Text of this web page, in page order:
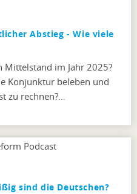
Abstieg - Wie viele
Mittelstand im Jahr 2025?
Konjunktur beleben und
zu rechnen?…
sind die Deutschen?